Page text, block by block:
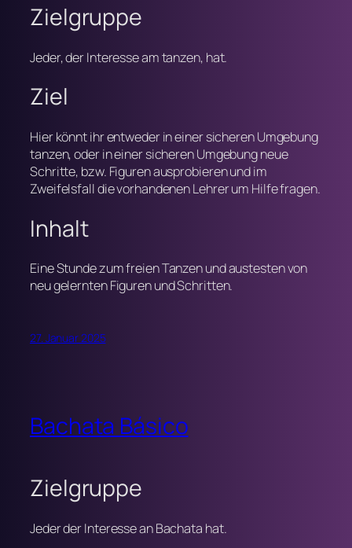
Zielgruppe
Jeder, der Interesse am tanzen, hat.
Ziel
Hier könnt ihr entweder in einer sicheren Umgebung
tanzen, oder in einer sicheren Umgebung neue
Schritte, bzw. Figuren ausprobieren und im
Zweifelsfall die vorhandenen Lehrer um Hilfe fragen.
Inhalt
Eine Stunde zum freien Tanzen und austesten von
neu gelernten Figuren und Schritten.
27. Januar 2025
Bachata Básico
Zielgruppe
Jeder der Interesse an Bachata hat.